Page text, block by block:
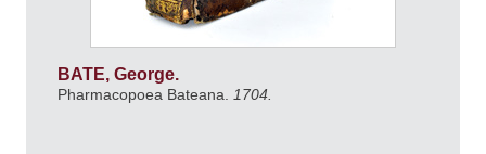
BATE, George.
Pharmacopoea Bateana. 1704.